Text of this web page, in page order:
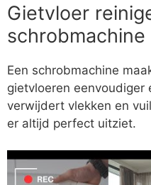
Gietvloer
schrobmachine
Een schrobmachine
gietvloeren eenvoudiger
verwijdert vlekken en
er altijd perfect uitziet.